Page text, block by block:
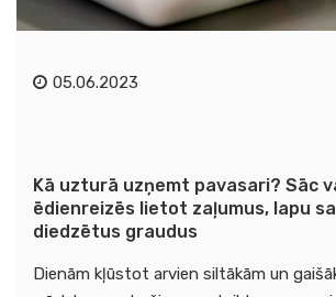
05.06.2023
Kā uzturā uzņemt pavasari? Sāc
ēdienreizēs lietot zaļumus, lapu
diedzētus graudus
Dienām kļūstot arvien siltākām un